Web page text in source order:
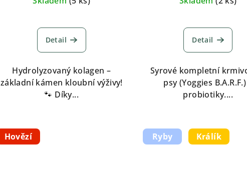
hodnocení
produktu
je
5,0
z
5
hvězdiček.
Detail
Hydrolyzovaný kolagen –
základní kámen kloubní výživy!
🐾 Díky...
Detail
Syrové kompletní
psy (Yoggies
probiotiky....
Hovězí Ryby Králík